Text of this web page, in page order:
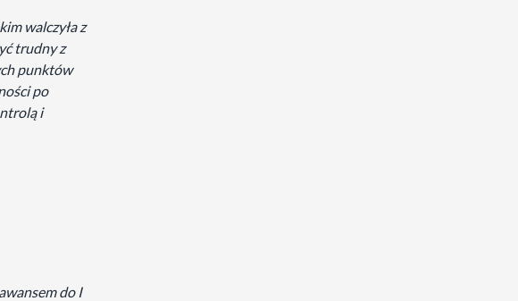
walczyła z
trudny z
punktów
po
i
do I